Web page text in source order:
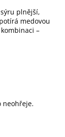
plnější,
medovou
–
neohřeje.